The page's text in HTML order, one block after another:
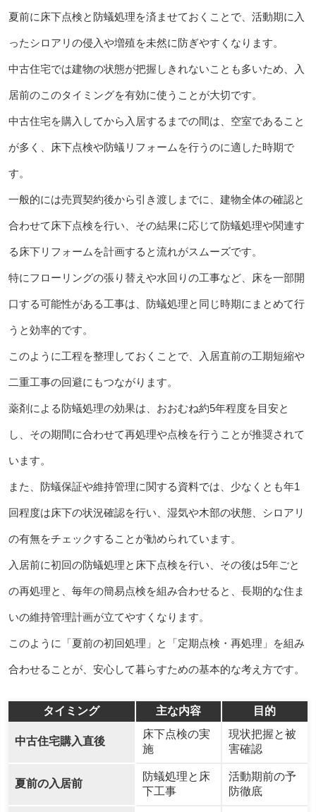
夏前に床下点検と防蟻処理を済ませておくことで、活動期に入
ったシロアリの侵入や増殖を未然に防ぎやすくなります。
中古住宅では建物の状態が把握しきれないことも多いため、入
居前のこのタイミングを有効に使うことが大切です。
中古住宅を購入してから入居するまでの間は、空室であること
が多く、床下点検や防蟻リフォームを行うのに適した時期で
す。
一般的には売買契約後から引き渡しまでに、建物全体の確認と
合わせて床下点検を行い、その結果に応じて防蟻処理や関連す
る床下リフォームを計画すると流れがスムーズです。
特にフローリングの張り替えや水回りの工事など、床を一部開
口する可能性がある工事は、防蟻処理と同じ時期にまとめて行
うと効率的です。
このように工程を整理しておくことで、入居直前の工期短縮や
二重工事の回避にもつながります。
薬剤による防蟻処理の効果は、おおむね約5年程度を目安と
し、その期間に合わせて再処理や点検を行うことが推奨されて
います。
また、防蟻保証や維持管理に関する資料では、少なくとも年1
回程度は床下の状況確認を行い、湿気や木部の状態、シロアリ
の有無をチェックすることが勧められています。
入居前に初回の防蟻処理と床下点検を行い、その後は5年ごと
の再処理と、毎年の簡易点検を組み合わせると、長期的な住ま
いの維持管理計画が立てやすくなります。
このように「夏前の初回処理」と「定期点検・再処理」を組み
合わせることが、安心して暮らすための基本的な考え方です。
タイミング 主な内容 目的
中古住宅購入直後
床下点検の実
施
現状把握と被
害確認
夏前の入居前
防蟻処理と床
下工事
活動期前の予
防徹底